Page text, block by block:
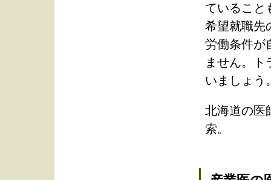
ていること
希望就職先
労働条件が
ません。
いましょう
北海道の医
索。